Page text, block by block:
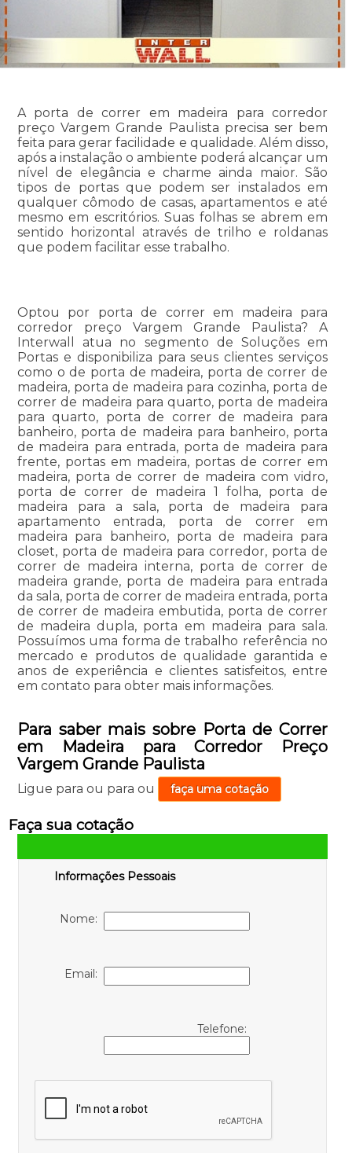
A porta de correr em madeira para corredor
preço Vargem Grande Paulista precisa ser bem
feita para gerar facilidade e qualidade. Além disso,
após a instalação o ambiente poderá alcançar um
nível de elegância e charme ainda maior. São
tipos de portas que podem ser instalados em
qualquer cômodo de casas, apartamentos e até
mesmo em escritórios. Suas folhas se abrem em
sentido horizontal através de trilho e roldanas
que podem facilitar esse trabalho.
Optou por porta de correr em madeira para
corredor preço Vargem Grande Paulista? A
Interwall atua no segmento de Soluções em
Portas e disponibiliza para seus clientes serviços
como o de porta de madeira, porta de correr de
madeira, porta de madeira para cozinha, porta de
correr de madeira para quarto, porta de madeira
para quarto, porta de correr de madeira para
banheiro, porta de madeira para banheiro, porta
de madeira para entrada, porta de madeira para
frente, portas em madeira, portas de correr em
madeira, porta de correr de madeira com vidro,
porta de correr de madeira 1 folha, porta de
madeira para a sala, porta de madeira para
apartamento entrada, porta de correr em
madeira para banheiro, porta de madeira para
closet, porta de madeira para corredor, porta de
correr de madeira interna, porta de correr de
madeira grande, porta de madeira para entrada
da sala, porta de correr de madeira entrada, porta
de correr de madeira embutida, porta de correr
de madeira dupla, porta em madeira para sala.
Possuímos uma forma de trabalho referência no
mercado e produtos de qualidade garantida e
anos de experiência e clientes satisfeitos, entre
em contato para obter mais informações.
Para saber mais sobre Porta de Correr
em Madeira para Corredor Preço
Vargem Grande Paulista
Ligue para ou para ou faça uma cotação
Faça sua cotação
Informações Pessoais
Nome:
Email:
Telefone: